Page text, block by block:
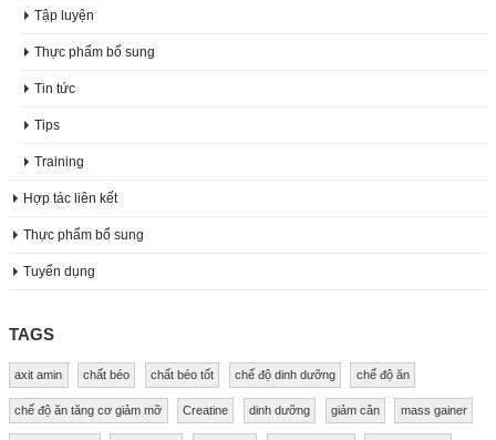
Tập luyện
Thực phẩm bổ sung
Tin tức
Tips
Training
Hợp tác liên kết
Thực phẩm bổ sung
Tuyển dụng
TAGS
axit amin chất béo chất béo tốt chế độ dinh dưỡng chế độ ăn
chế độ ăn tăng cơ giảm mỡ Creatine dinh dưỡng giảm cân mass gainer